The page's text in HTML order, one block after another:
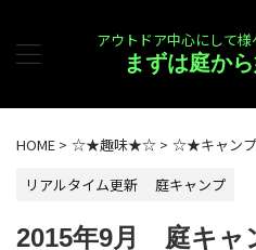
アウトドア中心にして
まずは庭か
HOME > ☆★趣味★☆ > ☆★キャン
リアルタイム更新
庭キャンプ
2015年9月 庭キャ